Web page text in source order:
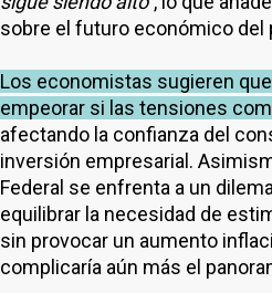
sobre el futuro económico del
Los economistas sugieren
empeorar si las tensiones
afectando la confianza del
inversión empresarial.
Federal se enfrenta a un
equilibrar la necesidad de
sin provocar un aumento
complicaría aún más el